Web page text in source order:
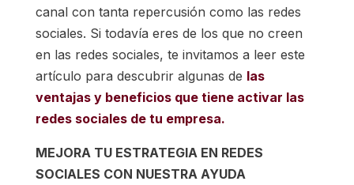
canal con tanta repercusión como las redes
sociales. Si todavía eres de los que no creen
en las redes sociales, te invitamos a leer este
artículo para descubrir algunas de las
ventajas y beneficios que tiene activar las
redes sociales de tu empresa.
MEJORA TU ESTRATEGIA EN REDES
SOCIALES CON NUESTRA AYUDA